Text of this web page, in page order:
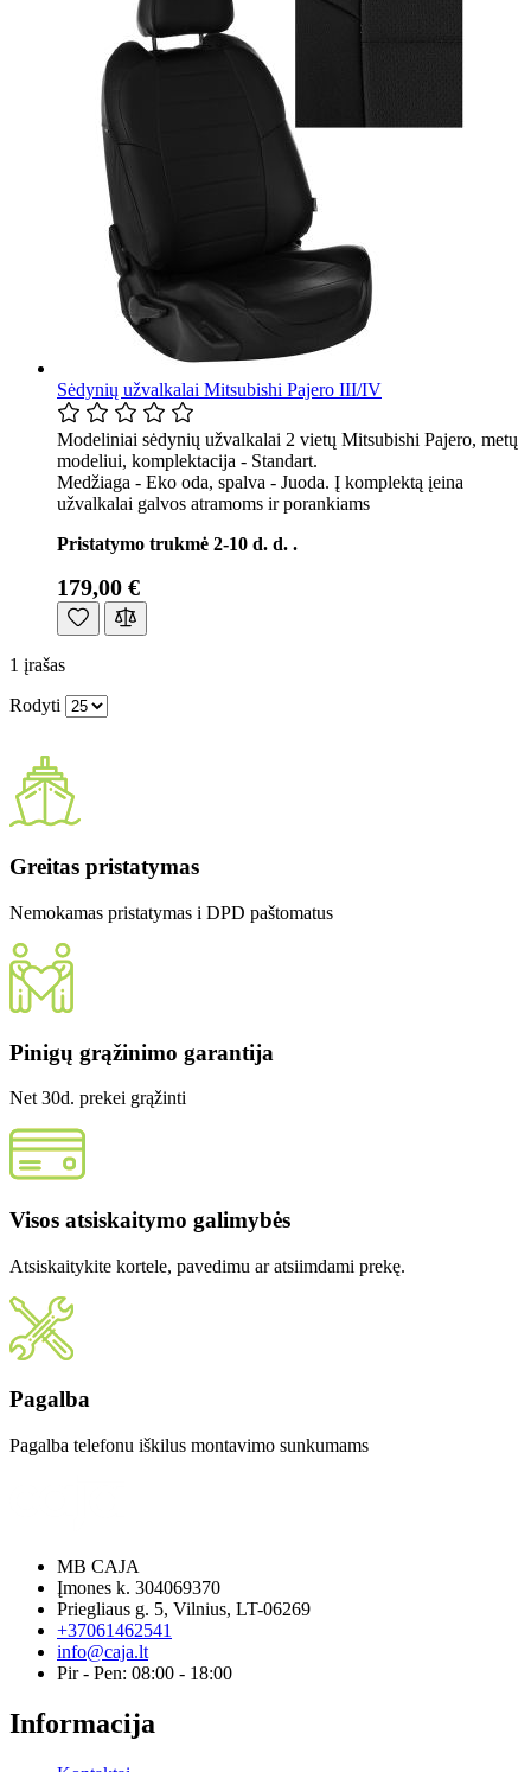
Sėdynių užvalkalai Mitsubishi Pajero III/IV
Modeliniai sėdynių užvalkalai 2 vietų Mitsubishi Pajero, metų
modeliui, komplektacija - Standart.
Medžiaga - Eko oda, spalva - Juoda. Į komplektą įeina
užvalkalai galvos atramoms ir porankiams
Pristatymo trukmė 2-10 d. d. .
179,00 €
1 įrašas
Rodyti
Greitas pristatymas
Nemokamas pristatymas i DPD paštomatus
Pinigų grąžinimo garantija
Net 30d. prekei grąžinti
Visos atsiskaitymo galimybės
Atsiskaitykite kortele, pavedimu ar atsiimdami prekę.
Pagalba
Pagalba telefonu iškilus montavimo sunkumams
MB CAJA
Įmones k. 304069370
Priegliaus g. 5, Vilnius, LT-06269
+37061462541
info@caja.lt
Pir - Pen: 08:00 - 18:00
Informacija